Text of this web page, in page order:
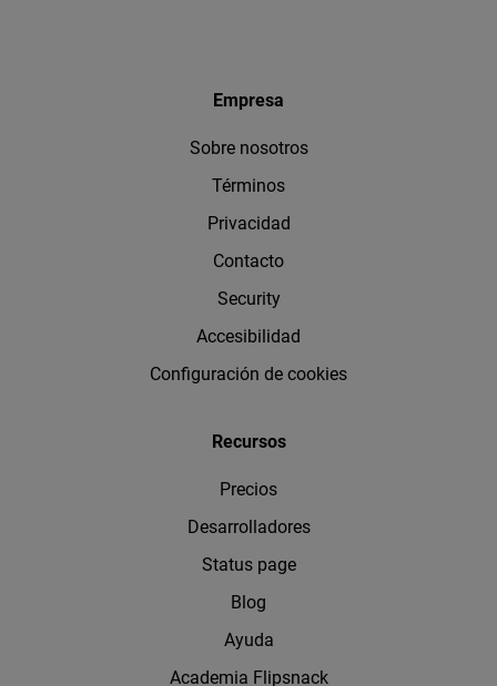
Empresa
Sobre nosotros
Términos
Privacidad
Contacto
Security
Accesibilidad
Configuración de cookies
Recursos
Precios
Desarrolladores
Status page
Blog
Ayuda
Academia Flipsnack